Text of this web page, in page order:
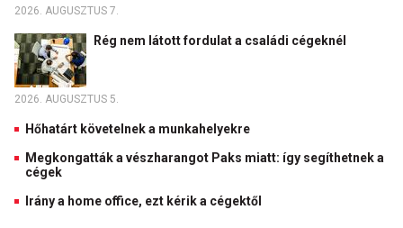
2026. AUGUSZTUS 7.
Rég nem látott fordulat a családi cégeknél
2026. AUGUSZTUS 5.
Hőhatárt követelnek a munkahelyekre
Megkongatták a vészharangot Paks miatt: így segíthetnek a
cégek
Irány a home office, ezt kérik a cégektől